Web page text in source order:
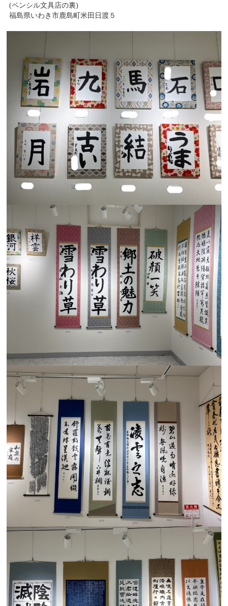
(ペンシル文具店の裏)
福島県いわき市鹿島町米田日渡５